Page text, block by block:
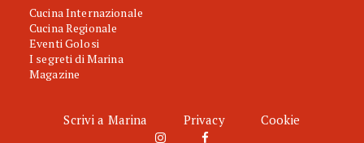
Cucina Internazionale
Cucina Regionale
Eventi Golosi
I segreti di Marina
Magazine
Scrivi a Marina Privacy Cookie